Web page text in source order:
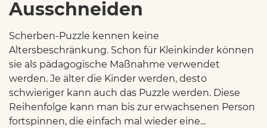
Ausschneiden
Scherben-Puzzle kennen keine
Altersbeschränkung. Schon für Kleinkinder können
sie als pädagogische Maßnahme verwendet
werden. Je älter die Kinder werden, desto
schwieriger kann auch das Puzzle werden. Diese
Reihenfolge kann man bis zur erwachsenen Person
fortspinnen, die einfach mal wieder eine...